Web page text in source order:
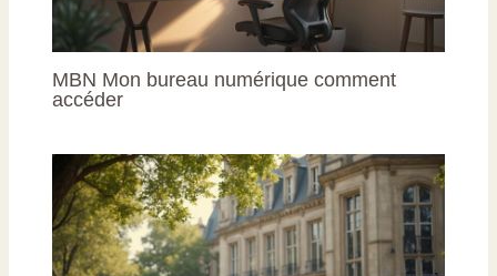
MBN Mon bureau numérique comment
accéder